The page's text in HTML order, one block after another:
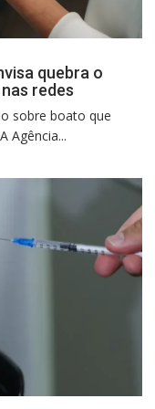
quebra o
redes
sobre boato que
Agência...